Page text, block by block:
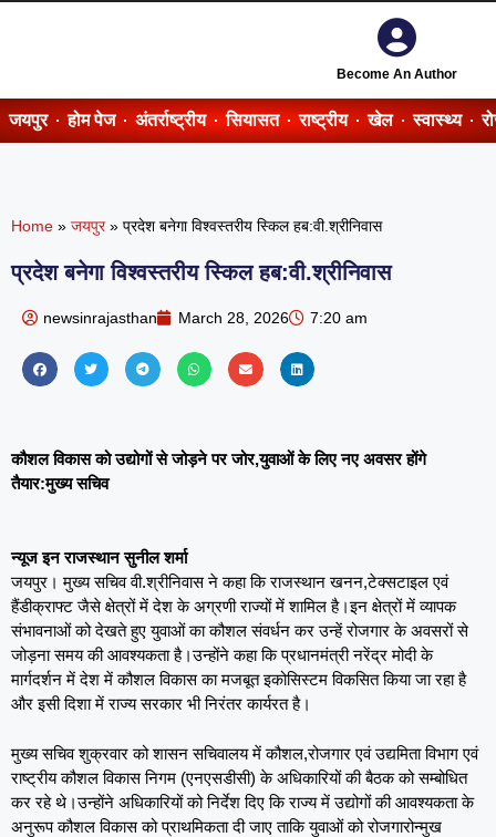
Become An Author
जयपुर होम पेज अंतर्राष्ट्रीय सियासत राष्ट्रीय खेल स्वास्थ्य
Home » जयपुर » प्रदेश बनेगा विश्वस्तरीय स्किल हब:वी.श्रीनिवास
प्रदेश बनेगा विश्वस्तरीय स्किल हब:वी.श्रीनिवास
newsinrajasthan March 28, 2026 7:20 am
कौशल विकास को उद्योगों से जोड़ने पर जोर,युवाओं के लिए नए अवसर होंगे
तैयार:मुख्य सचिव
न्यूज इन राजस्थान सुनील शर्मा
जयपुर। मुख्य सचिव वी.श्रीनिवास ने कहा कि राजस्थान खनन,टेक्सटाइल एवं
हैंडीक्राफ्ट जैसे क्षेत्रों में देश के अग्रणी राज्यों में शामिल है।इन क्षेत्रों में व्यापक
संभावनाओं को देखते हुए युवाओं का कौशल संवर्धन कर उन्हें रोजगार के अवसरों से
जोड़ना समय की आवश्यकता है।उन्होंने कहा कि प्रधानमंत्री नरेंद्र मोदी के
मार्गदर्शन में देश में कौशल विकास का मजबूत इकोसिस्टम विकसित किया जा रहा है
और इसी दिशा में राज्य सरकार भी निरंतर कार्यरत है।
मुख्य सचिव शुक्रवार को शासन सचिवालय में कौशल,रोजगार एवं उद्यमिता विभाग एवं
राष्ट्रीय कौशल विकास निगम (एनएसडीसी) के अधिकारियों की बैठक को सम्बोधित
कर रहे थे।उन्होंने अधिकारियों को निर्देश दिए कि राज्य में उद्योगों की आवश्यकता के
अनुरूप कौशल विकास को प्राथमिकता दी जाए ताकि युवाओं को रोजगारोन्मुख